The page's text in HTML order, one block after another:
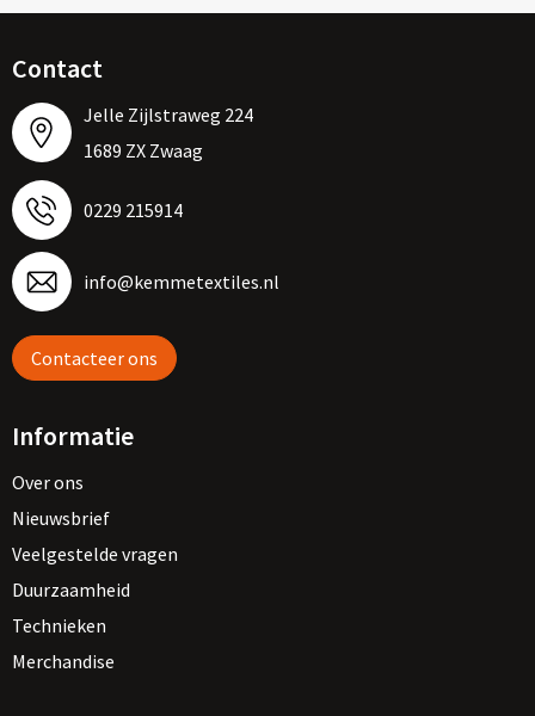
Contact
Jelle Zijlstraweg 224
1689 ZX Zwaag
0229 215914
info@kemmetextiles.nl
Contacteer ons
Informatie
Over ons
Nieuwsbrief
Veelgestelde vragen
Duurzaamheid
Technieken
Merchandise